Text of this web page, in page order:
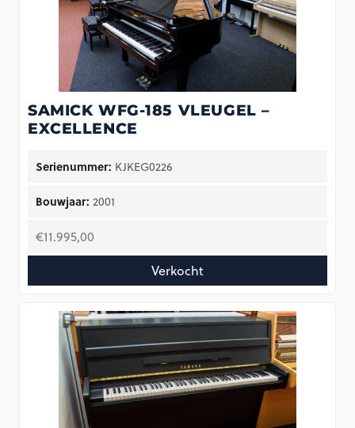
SAMICK WFG-185 VLEUGEL –
EXCELLENCE
Serienummer: KJKEG0226
Bouwjaar: 2001
€11.995,00
Verkocht